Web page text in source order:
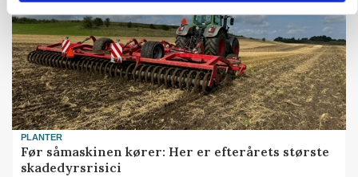
PLANTER
Før såmaskinen kører: Her er efterårets største
skadedyrsrisici